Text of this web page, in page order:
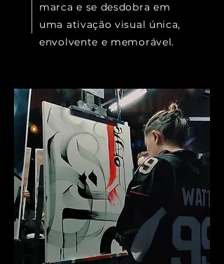
marca e se desdobra em
uma ativação visual única,
envolvente e memorável.